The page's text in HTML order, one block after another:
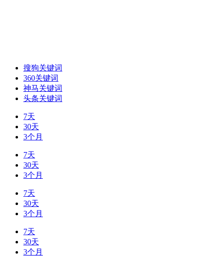
搜狗关键词
360关键词
神马关键词
头条关键词
7天
30天
3个月
7天
30天
3个月
7天
30天
3个月
7天
30天
3个月